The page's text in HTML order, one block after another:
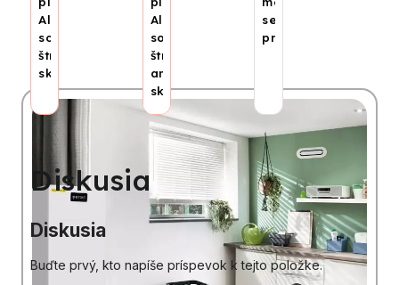
AlCu
so
štrukturálnym
sklom
AlCu
so
štrukturálnym
antireflexným
sklom
sebou,
príslušenstvo
Diskusia
Diskusia
Buďte prvý, kto napíše príspevok k tejto položke.